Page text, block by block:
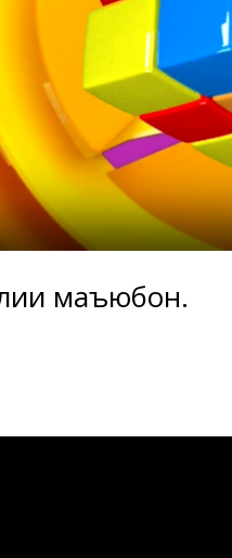
маъюбон.